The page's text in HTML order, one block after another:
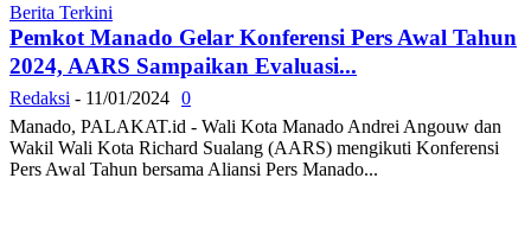
Berita Terkini
Pemkot Manado Gelar Konferensi Pers Awal Tahun
2024, AARS Sampaikan Evaluasi...
Redaksi - 11/01/2024 0
Manado, PALAKAT.id - Wali Kota Manado Andrei Angouw dan
Wakil Wali Kota Richard Sualang (AARS) mengikuti Konferensi
Pers Awal Tahun bersama Aliansi Pers Manado...